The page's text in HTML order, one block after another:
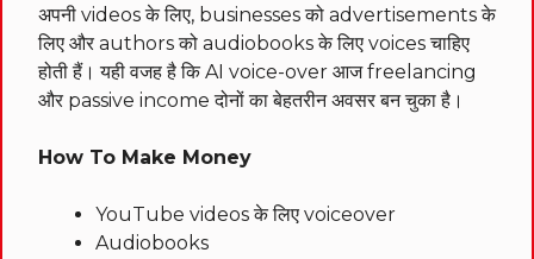
अपनी videos के लिए, businesses को advertisements के
लिए और authors को audiobooks के लिए voices चाहिए
होती हैं। यही वजह है कि AI voice-over आज freelancing
और passive income दोनों का बेहतरीन अवसर बन चुका है।
How To Make Money
YouTube videos के लिए voiceover
Audiobooks